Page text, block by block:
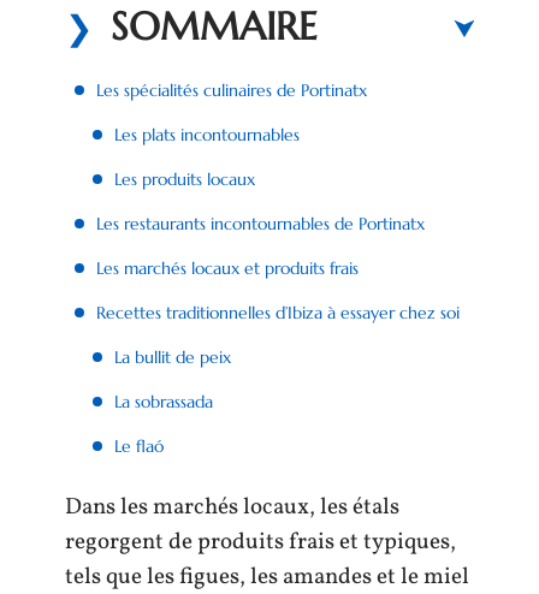
SOMMAIRE
Les spécialités culinaires de Portinatx
Les plats incontournables
Les produits locaux
Les restaurants incontournables de Portinatx
Les marchés locaux et produits frais
Recettes traditionnelles d’Ibiza à essayer chez soi
La bullit de peix
La sobrassada
Le flaó
Dans les marchés locaux, les étals
regorgent de produits frais et typiques,
tels que les figues, les amandes et le miel